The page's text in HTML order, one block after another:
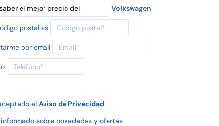
Volkswagen
postal es
por email
el Aviso de Privacidad
sobre novedades y ofertas